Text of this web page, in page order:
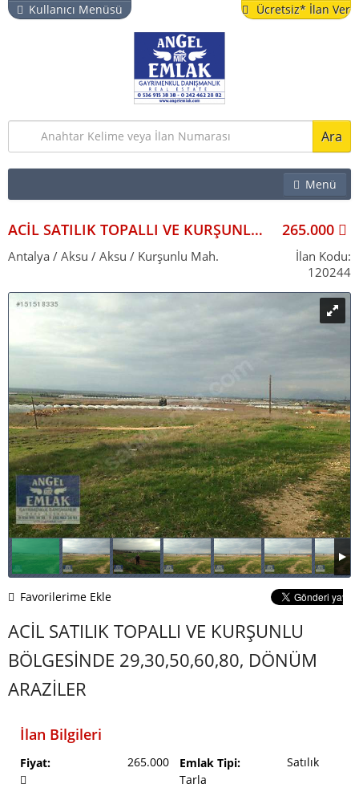
Kullanıcı Menüsü Ücretsiz* İlan Ver
Ara
Menü
ARSA & BAHÇE
VITRIN İLANLAR
ACİL SATILIK TOPALLI VE KURŞUNLU BÖLGESİNDE 29,30,50,60,80, DÖNÜM ARAZİLER
Antalya / Aksu / Aksu / Kurşunlu Mah.
265.000
İlan Kodu:
120244
Favorilerime Ekle
ACİL SATILIK TOPALLI VE KURŞUNLU
BÖLGESİNDE 29,30,50,60,80, DÖNÜM
ARAZİLER
İlan Bilgileri
Fiyat: 265.000 Emlak Tipi:
Satılık
Tarla